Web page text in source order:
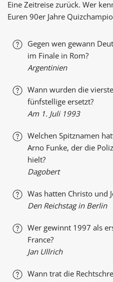
Eine Zeitreise zurück. Wer
Euren 90er Jahre
Gegen wen gewann
im Finale in Rom?
Argentinien
Wann wurden die
fünfstellige ersetzt?
Am 1. Juli 1993
Welchen Spitznamen
Arno Funke, der die
hielt?
Dagobert
Was hatten Christo und
Den Reichstag in Berlin
Wer gewinnt 1997 als
France?
Jan Ullrich
Wann trat die